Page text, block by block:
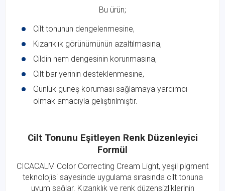
Bu ürün;
Cilt tonunun dengelenmesine,
Kızarıklık görünümünün azaltılmasına,
Cildin nem dengesinin korunmasına,
Cilt bariyerinin desteklenmesine,
Günlük güneş koruması sağlamaya yardımcı
olmak amacıyla geliştirilmiştir.
Cilt Tonunu Eşitleyen Renk Düzenleyici
Formül
CICACALM Color Correcting Cream Light, yeşil pigment
teknolojisi sayesinde uygulama sırasında cilt tonuna
uyum sağlar. Kızarıklık ve renk düzensizliklerinin